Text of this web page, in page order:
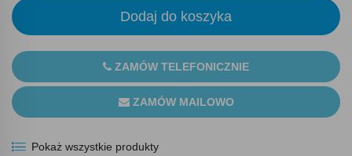
Dodaj do koszyka
ZAMÓW TELEFONICZNIE
ZAMÓW MAILOWO
Pokaż wszystkie produkty